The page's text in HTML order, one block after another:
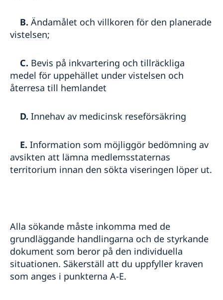
B. Ändamålet och villkoren för den planerade
vistelsen;
C. Bevis på inkvartering och tillräckliga
medel för uppehället under vistelsen och
återresa till hemlandet
D. Innehav av medicinsk reseförsäkring
E. Information som möjliggör bedömning av
avsikten att lämna medlemsstaternas
territorium innan den sökta viseringen löper ut.
Alla sökande måste inkomma med de
grundläggande handlingarna och de styrkande
dokument som beror på den individuella
situationen. Säkerställ att du uppfyller kraven
som anges i punkterna A-E.